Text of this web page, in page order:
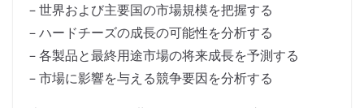
– 世界および主要国の市場規模を把握する
– ハードチーズの成長の可能性を分析する
– 各製品と最終用途市場の将来成長を予測する
– 市場に影響を与える競争要因を分析する